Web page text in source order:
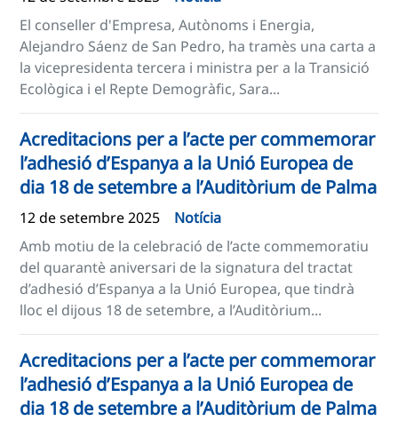
El conseller d'Empresa, Autònoms i Energia,
Alejandro Sáenz de San Pedro, ha tramès una carta a
la vicepresidenta tercera i ministra per a la Transició
Ecològica i el Repte Demogràfic, Sara...
Acreditacions per a l’acte per commemorar
l’adhesió d’Espanya a la Unió Europea de
dia 18 de setembre a l’Auditòrium de Palma
12 de setembre 2025
Notícia
Amb motiu de la celebració de l’acte commemoratiu
del quarantè aniversari de la signatura del tractat
d’adhesió d’Espanya a la Unió Europea, que tindrà
lloc el dijous 18 de setembre, a l’Auditòrium...
Acreditacions per a l’acte per commemorar
l’adhesió d’Espanya a la Unió Europea de
dia 18 de setembre a l’Auditòrium de Palma